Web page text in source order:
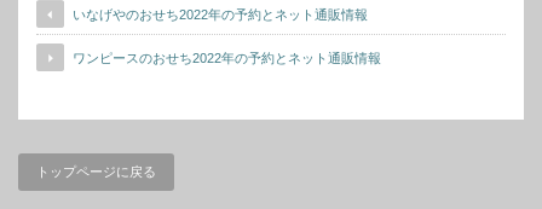
いなげやのおせち2022年の予約とネット通販情報
ワンピースのおせち2022年の予約とネット通販情報
トップページに戻る